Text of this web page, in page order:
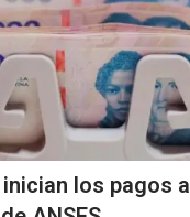
los pagos a